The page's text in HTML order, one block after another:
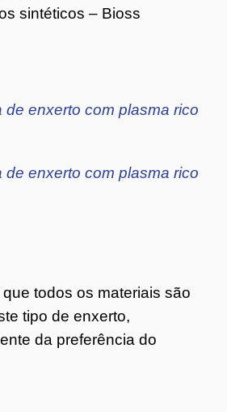
sintéticos – Bioss
de enxerto com plasma rico
de enxerto com plasma rico
todos os materiais são
tipo de enxerto,
da preferência do